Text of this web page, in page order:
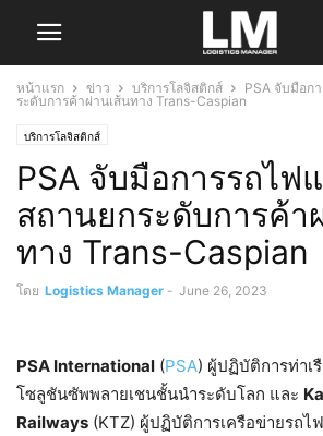
หน้าแรก ข่าว บริการโลจิสติกส์
PSA จับมือก
ระดับการค้าผ่านเส้นทาง Trans-Caspian
บริการโลจิสติกส์
PSA จับมือการรถไฟ
สถานยกระดับการค้า
ทาง Trans-Caspian
โดย Logistics Manager - June 26, 2023
PSA International (PSA) ผู้ปฏิบัติการท่าเ
โซลูชันซัพพลายเชนชั้นนำระดับโลก และ
Railways (KTZ) ผู้ปฏิบัติการเครือข่ายรถไ